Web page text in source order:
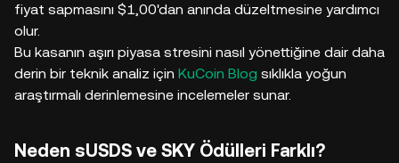
fiyat sapmasını $1,00'dan anında düzeltmesine yardımcı
olur.
Bu kasanın aşırı piyasa stresini nasıl yönettiğine dair daha
derin bir teknik analiz için KuCoin Blog sıklıkla yoğun
araştırmalı derinlemesine incelemeler sunar.
Neden sUSDS ve SKY Ödülleri Farklı?